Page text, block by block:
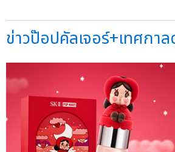
ข่าวป๊อปคัลเจอร์+เทศกา